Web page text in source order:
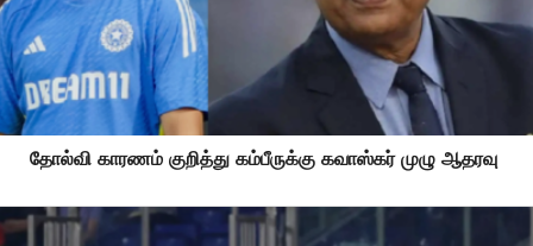
தோல்வி காரணம் குறித்து கம்பீருக்கு கவாஸ்கர் முழு ஆதரவு